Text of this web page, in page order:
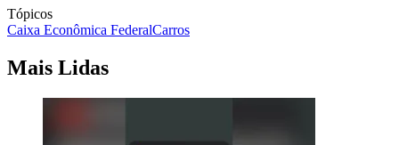
Tópicos
Caixa Econômica FederalCarros
Mais Lidas